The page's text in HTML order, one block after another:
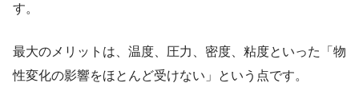
す。
最大のメリットは、温度、圧力、密度、粘度といった「物
性変化の影響をほとんど受けない」という点です。